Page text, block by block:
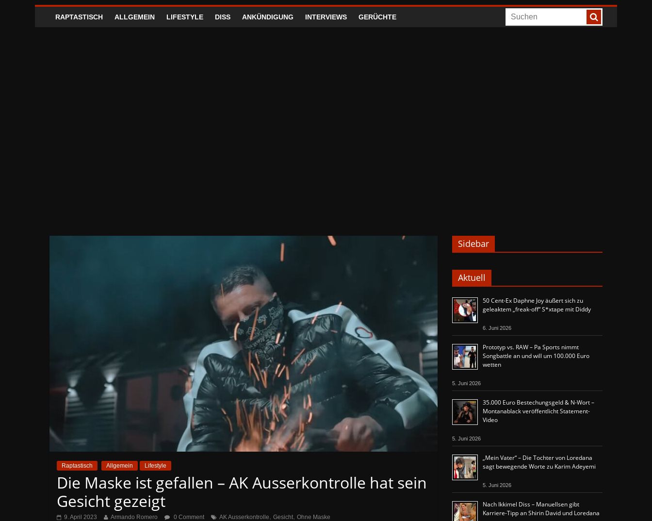
RAPTASTISCH ALLGEMEIN LIFESTYLE DISS ANKÜNDIGUNG INTERVIEWS GERÜCHTE
Raptastisch Allgemein Lifestyle
Die Maske ist gefallen – AK Ausserkontrolle hat sein
Gesicht gezeigt
9. April 2023 Armando Romero 0 Comment AK Ausserkontrolle, Gesicht, Ohne Maske
Sidebar
Aktuell
50 Cent-Ex Daphne Joy äußert sich zu
geleaktem „freak-off“ S*xtape mit Diddy
6. Juni 2026
Prototyp vs. RAW – Pa Sports nimmt
Songbattle an und will um 100.000 Euro
wetten
5. Juni 2026
35.000 Euro Bestechungsgeld & N-Wort –
Montanablack veröffentlicht Statement-
Video
5. Juni 2026
„Mein Vater“ – Die Tochter von Loredana
sagt bewegende Worte zu Karim Adeyemi
5. Juni 2026
Nach Ikkimel Diss – Manuellsen gibt
Karriere-Tipp an Shirin David und Loredana